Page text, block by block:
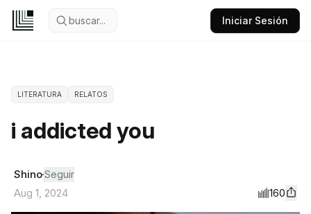
buscar... Iniciar Sesión
LITERATURA RELATOS
i addicted you
ShinoSeguir
Aug 1, 2024
160